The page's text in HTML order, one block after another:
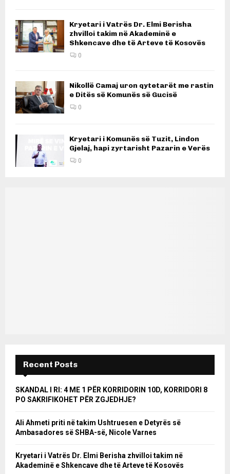
Kryetari i Vatrës Dr. Elmi Berisha
zhvilloi takim në Akademinë e
Shkencave dhe të Arteve të Kosovës
0
Nikollë Camaj uron qytetarët me rastin
e Ditës së Komunës së Gucisë
0
Kryetari i Komunës së Tuzit, Lindon
Gjelaj, hapi zyrtarisht Pazarin e Verës
0
Recent Posts
SKANDAL I RI: 4 ME 1 PËR KORRIDORIN 10D, KORRIDORI 8
PO SAKRIFIKOHET PËR ZGJEDHJE?
Ali Ahmeti priti në takim Ushtruesen e Detyrës së
Ambasadores së SHBA-së, Nicole Varnes
Kryetari i Vatrës Dr. Elmi Berisha zhvilloi takim në
Akademinë e Shkencave dhe të Arteve të Kosovës